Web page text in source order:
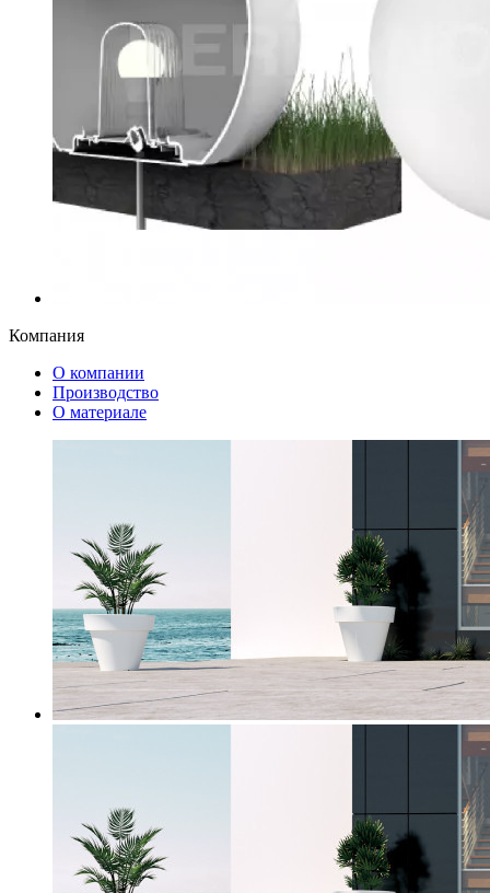
Компания
О компании
Производство
О материале